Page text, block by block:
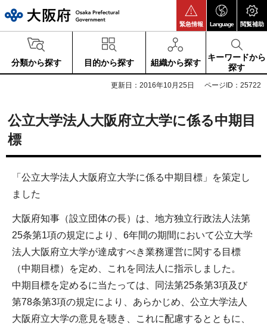
緊急情報 Language 閲覧補助
分類から探す 目的から探す 組織から探す
キーワードから
探す
更新日：2016年10月25日 ページID：25722
公立大学法人大阪府立大学に係る中期目
標
「公立大学法人大阪府立大学に係る中期目標」を策定し
ました
大阪府知事（設立団体の長）は、地方独立行政法人法第
25条第1項の規定により、6年間の期間において公立大学
法人大阪府立大学が達成すべき業務運営に関する目標
（中期目標）を定め、これを同法人に指示しました。
中期目標を定めるに当たっては、同法第25条第3項及び
第78条第3項の規定により、あらかじめ、公立大学法人
大阪府立大学の意見を聴き、これに配慮するとともに、